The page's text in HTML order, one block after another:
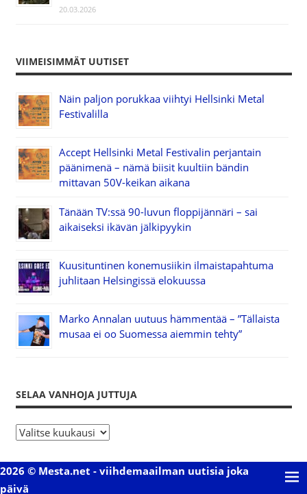
20.03.2026
VIIMEISIMMÄT UUTISET
Näin paljon porukkaa viihtyi Hellsinki Metal
Festivalilla
Accept Hellsinki Metal Festivalin perjantain
päänimenä – nämä biisit kuultiin bändin
mittavan 50V-keikan aikana
Tänään TV:ssä 90-luvun floppijännäri – sai
aikaiseksi ikävän jälkipyykin
Kuusituntinen konemusiikin ilmaistapahtuma
juhlitaan Helsingissä elokuussa
Marko Annalan uutuus hämmentää – ”Tällaista
musaa ei oo Suomessa aiemmin tehty”
SELAA VANHOJA JUTTUJA
S
l
a
2026 © Mesta.net - viihdemaailman uutisia joka
päivä